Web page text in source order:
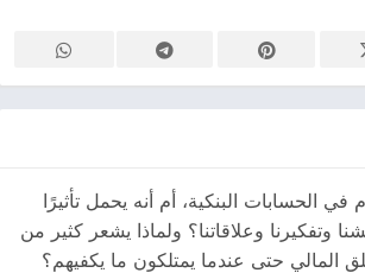
الحسابات البنكية، أم أنه يحمل تأثيرًا
وتفكيرنا وعلاقاتنا؟ ولماذا يشعر كثير من
المالي حتى عندما يمتلكون ما يكفيهم؟